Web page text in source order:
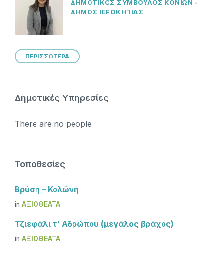
ΔΗΜΟΤΙΚΟΣ ΣΥΜΒΟΥΛΟΣ ΚΟΝΙΩΝ -
ΔΗΜΟΣ ΙΕΡΟΚΗΠΙΑΣ
ΠΕΡΙΣΣΟΤΕΡΑ
Δημοτικές Υπηρεσίες
There are no people
Τοποθεσίες
Βρύση – Κολώνη
in ΑΞΙΟΘΈΑΤΑ
Τζιεφάλι τ’ Αδρώπου (μεγάλος βράχος)
in ΑΞΙΟΘΈΑΤΑ